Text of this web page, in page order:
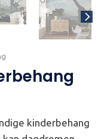
kinderbehang